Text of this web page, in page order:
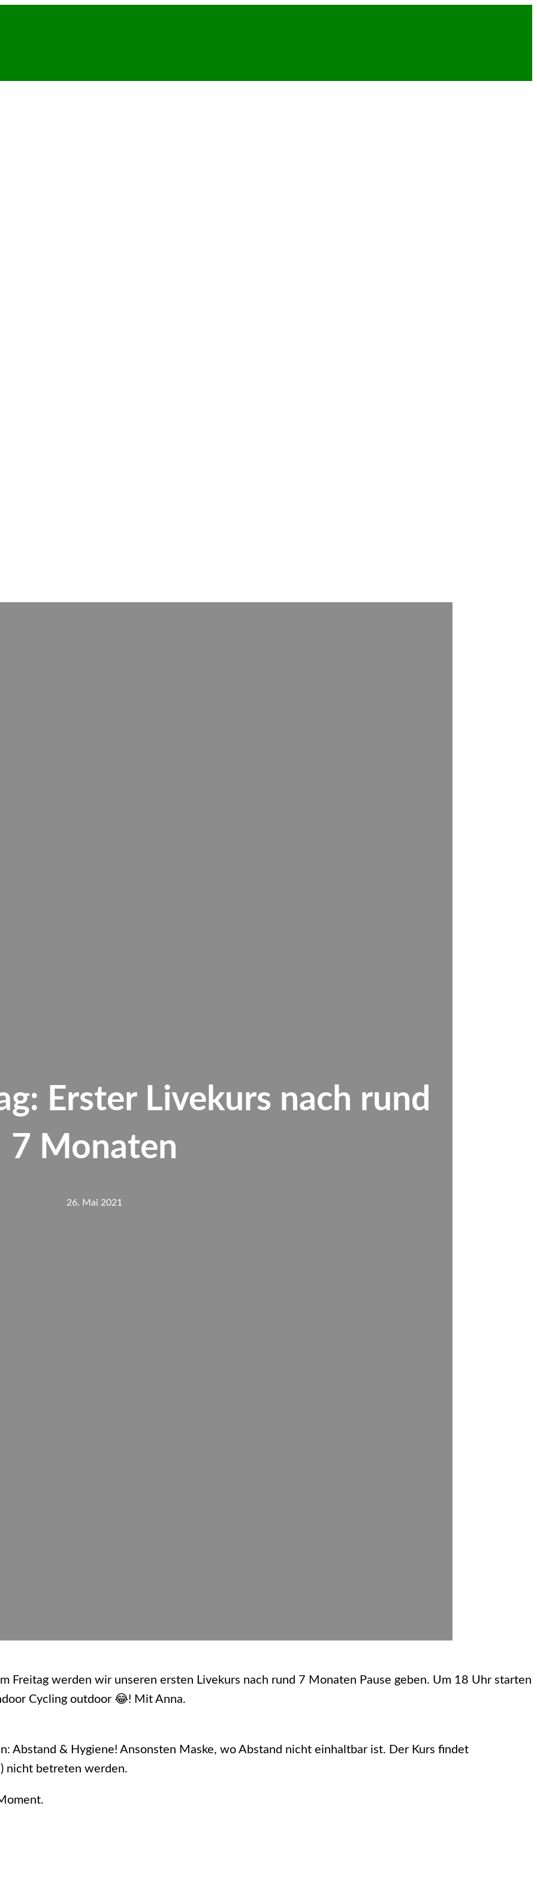
Erster Livekurs nach rund
7 Monaten
26. Mai 2021
Freitag werden wir unseren ersten Livekurs nach rund 7 Monaten Pause geben. Um 18 Uhr starten
Cycling outdoor 😂! Mit Anna.
Abstand & Hygiene! Ansonsten Maske, wo Abstand nicht einhaltbar ist. Der Kurs findet
nicht betreten werden.